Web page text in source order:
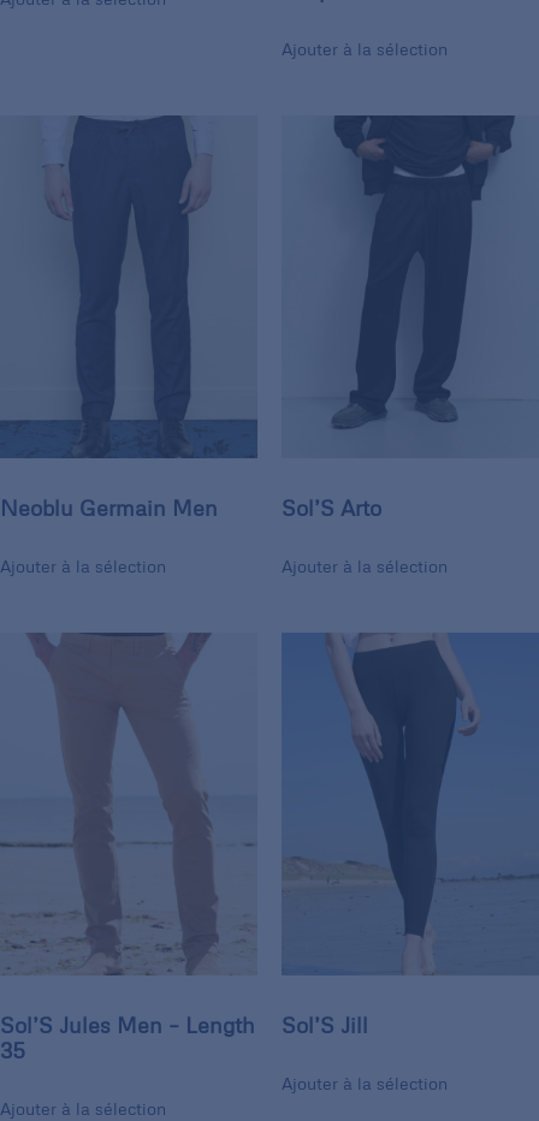
Ajouter à la sélection
Neoblu Germain Men
Ajouter à la sélection
Sol’S Arto
Ajouter à la sélection
Sol’S Jules Men – Length
35
Ajouter à la sélection
Sol’S Jill
Ajouter à la sélection